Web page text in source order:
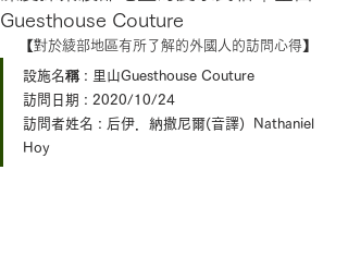
Guesthouse Couture
【對於綾部地區有所了解的外國人的訪問心得】
設施名稱 : 里山Guesthouse Couture
訪問日期 : 2020/10/24
訪問者姓名 : 后伊．納撒尼爾(音譯)  Nathaniel
Hoy